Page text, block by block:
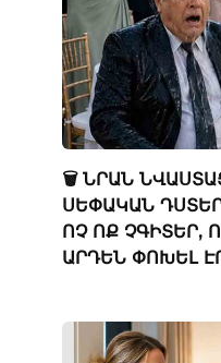
🗑️ ՆՐԱՆ
ՍԵՓԱԿԱՆ
ՈՉ ՈՔ ՉԳԻՏԵՐ,
ԱՐԴԵՆ ՓՈԽԵԼ